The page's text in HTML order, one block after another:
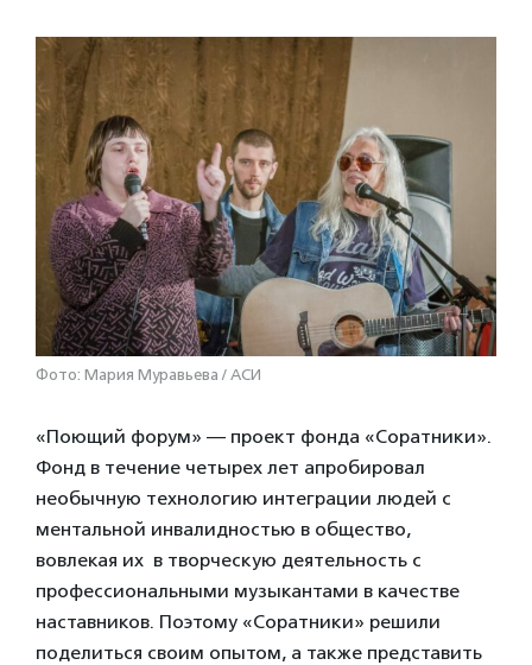
Фото: Мария Муравьева / АСИ
«Поющий форум» — проект фонда «Соратники».
Фонд в течение четырех лет апробировал
необычную технологию интеграции людей с
ментальной инвалидностью в общество,
вовлекая их в творческую деятельность с
профессиональными музыкантами в качестве
наставников. Поэтому «Соратники» решили
поделиться своим опытом, а также представить